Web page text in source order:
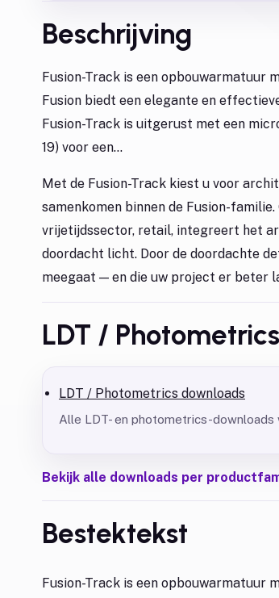
Beschrijving
Fusion-Track is een opbouwarmatuur
Fusion biedt een elegante en
Fusion-Track is uitgerust met een
19) voor een...
Met de Fusion-Track kiest u voor
samenkomen binnen de Fusion-
vrijetijdssector, retail, integreert het
doordacht licht. Door de doordachte
meegaat — en die uw project er beter
LDT /
LDT / Photometrics downloads
Alle LDT- en photometrics-
Bekijk alle downloads per
Bestektekst
Fusion-Track is een opbouwarmatuur